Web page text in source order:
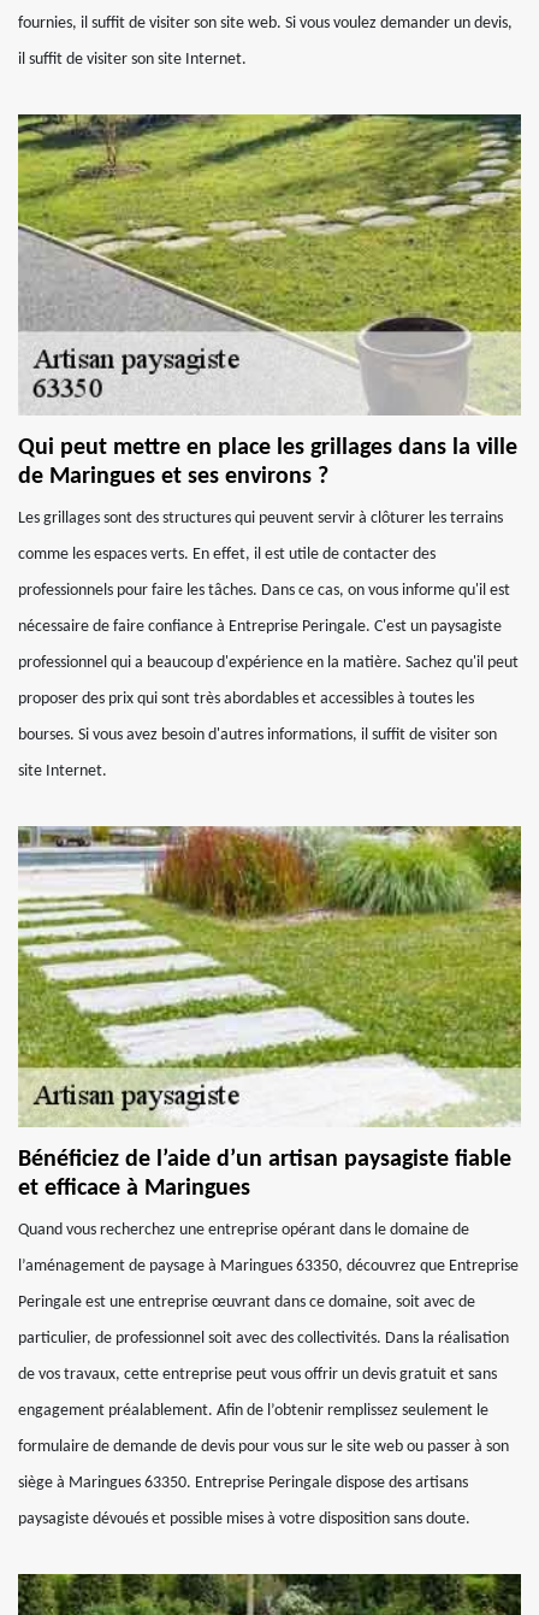
fournies, il suffit de visiter son site web. Si vous voulez demander un devis,
il suffit de visiter son site Internet.
Qui peut mettre en place les grillages dans la ville
de Maringues et ses environs ?
Les grillages sont des structures qui peuvent servir à clôturer les terrains
comme les espaces verts. En effet, il est utile de contacter des
professionnels pour faire les tâches. Dans ce cas, on vous informe qu'il est
nécessaire de faire confiance à Entreprise Peringale. C'est un paysagiste
professionnel qui a beaucoup d'expérience en la matière. Sachez qu'il peut
proposer des prix qui sont très abordables et accessibles à toutes les
bourses. Si vous avez besoin d'autres informations, il suffit de visiter son
site Internet.
Bénéficiez de l’aide d’un artisan paysagiste fiable
et efficace à Maringues
Quand vous recherchez une entreprise opérant dans le domaine de
l’aménagement de paysage à Maringues 63350, découvrez que Entreprise
Peringale est une entreprise œuvrant dans ce domaine, soit avec de
particulier, de professionnel soit avec des collectivités. Dans la réalisation
de vos travaux, cette entreprise peut vous offrir un devis gratuit et sans
engagement préalablement. Afin de l’obtenir remplissez seulement le
formulaire de demande de devis pour vous sur le site web ou passer à son
siège à Maringues 63350. Entreprise Peringale dispose des artisans
paysagiste dévoués et possible mises à votre disposition sans doute.